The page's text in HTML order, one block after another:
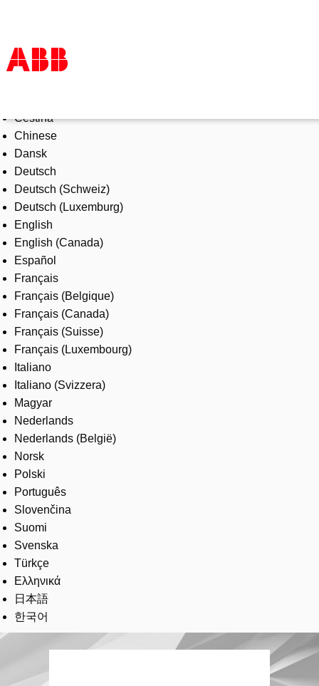
Products & Solutions
Industries
Services
About us
Where to buy
Contact us
Careers
Čeština
Chinese
Dansk
Deutsch
Deutsch (Schweiz)
Deutsch (Luxemburg)
English
English (Canada)
Español
Français
Français (Belgique)
Français (Canada)
Français (Suisse)
Français (Luxembourg)
Italiano
Italiano (Svizzera)
Magyar
Nederlands
Nederlands (België)
Norsk
Polski
Português
Slovenčina
Suomi
Svenska
Türkçe
Ελληνικά
日本語
한국어